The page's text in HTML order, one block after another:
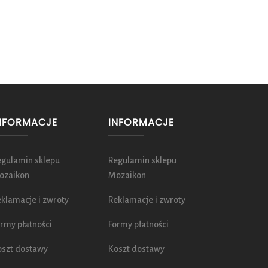
sklepu
i zwroty
płatności
dostawy
INFORMACJE
Regulamin sklepu
Mozaikon
Reklamacje i zwroty
Formy płatności
Koszt dostawy